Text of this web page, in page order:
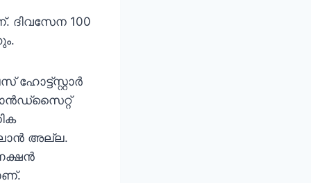
ദിവസേന 100
അല്ല.